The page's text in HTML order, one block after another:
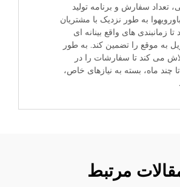
تعداد سفارش و برنامه تولید
به طور نزدیک با مشتریان
زمانبندی های واقع بینانه ای
به موقع را تضمین کند. به طور
می کند تا سفارشات را در
چند ماه، بسته به نیازهای خاص،
مرتبط